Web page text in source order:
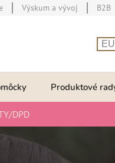
Výskum a vývoj B2B
Produktové
DPD